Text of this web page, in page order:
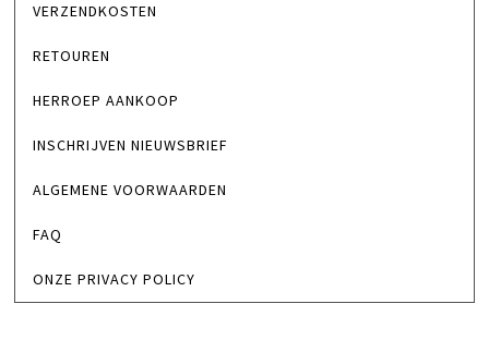
VERZENDKOSTEN
RETOUREN
HERROEP AANKOOP
INSCHRIJVEN NIEUWSBRIEF
ALGEMENE VOORWAARDEN
FAQ
ONZE PRIVACY POLICY